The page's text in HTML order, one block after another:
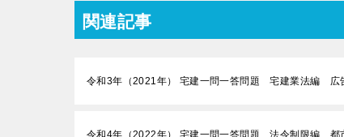
関連記事
令和3年（2021年） 宅建一問一答問題 宅建業法編
令和4年（2022年） 宅建一問一答問題 法令制限編